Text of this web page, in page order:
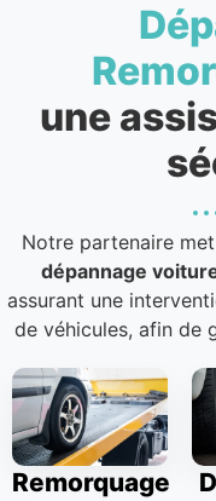
une
Notre partenaire
dépannage
assurant une
de véhicules, afin de
Remorquage